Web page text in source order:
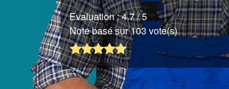
Evaluation :4.7/ 5
Note basé sur 103 vote(s)